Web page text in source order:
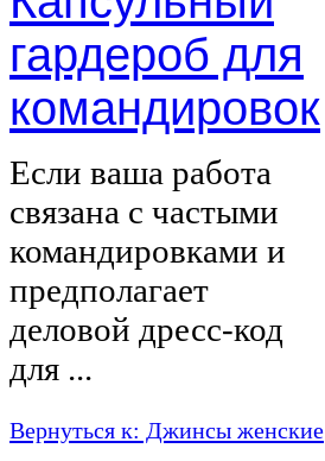
гардероб для
командировок
Если ваша работа
связана с частыми
командировками и
предполагает
деловой дресс-код
для ...
Вернуться к: Джинсы женские